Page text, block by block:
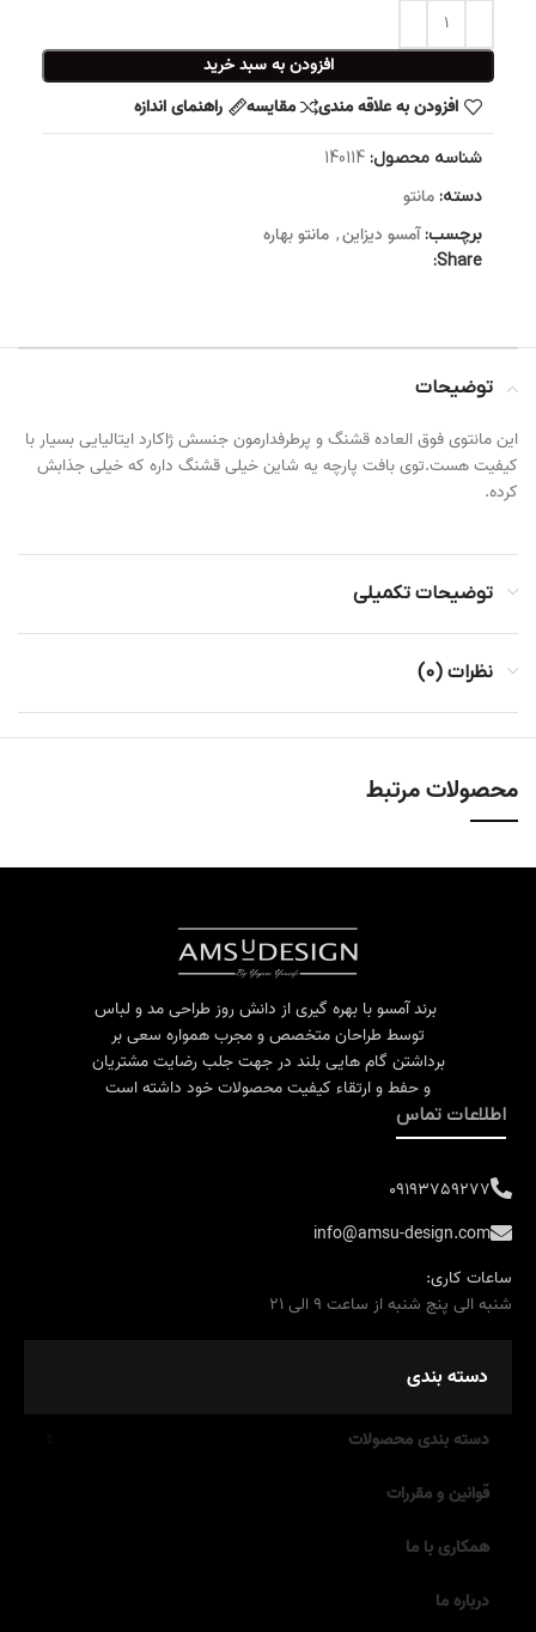
افزودن به سبد خرید
افزودن به علاقه مندی
مقایسه راهنمای اندازه
شناسه محصول: 140114
دسته: مانتو
برچسب: آمسو دیزاین, مانتو بهاره
Share:
توضیحات
این مانتوی فوق العاده قشنگ و پرطرفدارمون جنسش ژاکارد ایتالیایی بسیار با
کیفیت هست.توی بافت پارچه یه شاین خیلی قشنگ داره که خیلی جذابش
کرده.
توضیحات تکمیلی
نظرات (0)
محصولات مرتبط
برند آمسو با بهره گیری از دانش روز طراحی مد و لباس
توسط طراحان متخصص و مجرب همواره سعی بر
برداشتن گام هایی بلند در جهت جلب رضایت مشتریان
و حفط و ارتقاء کیفیت محصولات خود داشته است
اطلاعات تماس
09193759277
info@amsu-design.com
ساعات کاری:
شنبه الی پنج شنبه از ساعت 9 الی 21
دسته بندی
دسته بندی محصولات
قوانین و مقررات
همکاری با ما
درباره ما